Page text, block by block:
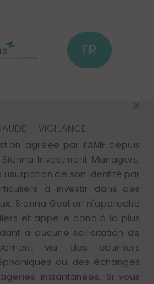
FR
– VIGILANCE
agréée par l’AMF depuis
Investment Managers,
de son identité par
à investir dans des
Sienna Gestion n'approche
et appelle donc à la plus
à aucune sollicitation de
via des courriers
ou des échanges
instantanées. Si vous